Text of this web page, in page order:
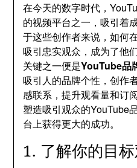
在今天的数字时代，
的视频平台之一，吸引着
于这些创作者来说，如何
吸引忠实观众，成为了他
关键之一便是YouTube品
吸引人的品牌个性，创作
感联系，提升观看量和订
塑造吸引观众的YouTube
台上获得更大的成功。
1. 了解你的目